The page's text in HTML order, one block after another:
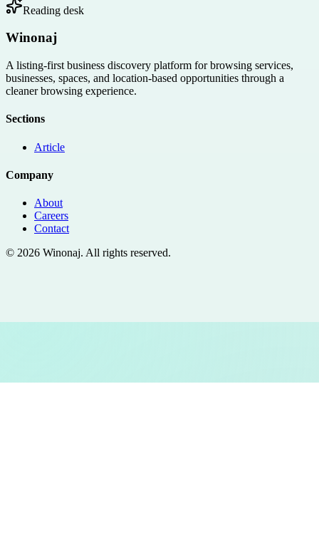
Reading desk
Winonaj
A listing-first business discovery platform for browsing services,
businesses, spaces, and location-based opportunities through a
cleaner browsing experience.
Sections
Article
Company
About
Careers
Contact
© 2026 Winonaj. All rights reserved.